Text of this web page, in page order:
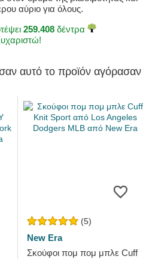
αύριο για όλους.
259.408 δέντρα
αυτό το προϊόν αγόρασαν
(5)
New Era
Σκούφοι πομ πομ μπλε Cuff